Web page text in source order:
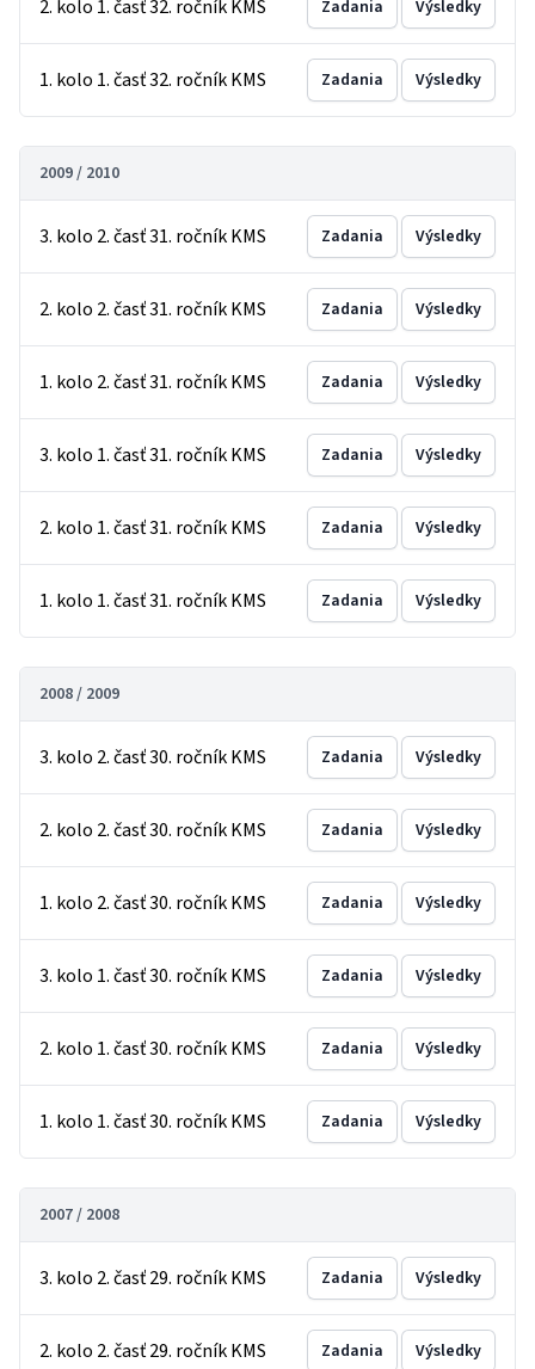
2. kolo 1. časť 32. ročník KMS Zadania Výsledky
1. kolo 1. časť 32. ročník KMS Zadania Výsledky
2009 / 2010
3. kolo 2. časť 31. ročník KMS Zadania Výsledky
2. kolo 2. časť 31. ročník KMS Zadania Výsledky
1. kolo 2. časť 31. ročník KMS Zadania Výsledky
3. kolo 1. časť 31. ročník KMS Zadania Výsledky
2. kolo 1. časť 31. ročník KMS Zadania Výsledky
1. kolo 1. časť 31. ročník KMS Zadania Výsledky
2008 / 2009
3. kolo 2. časť 30. ročník KMS Zadania Výsledky
2. kolo 2. časť 30. ročník KMS Zadania Výsledky
1. kolo 2. časť 30. ročník KMS Zadania Výsledky
3. kolo 1. časť 30. ročník KMS Zadania Výsledky
2. kolo 1. časť 30. ročník KMS Zadania Výsledky
1. kolo 1. časť 30. ročník KMS Zadania Výsledky
2007 / 2008
3. kolo 2. časť 29. ročník KMS Zadania Výsledky
2. kolo 2. časť 29. ročník KMS Zadania Výsledky